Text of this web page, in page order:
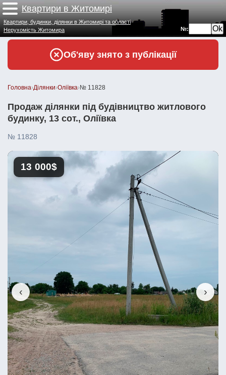
Квартири в Житомирі
№:
Квартири, будинки, ділянки в Житомирі та області
Нерухомість Житомира
Об'яву знято з публікації
Головна›Ділянки›Оліївка›№ 11828
Продаж ділянки під будівництво житлового
будинку, 13 сот., Оліївка
№ 11828
‹ ›
13 000$